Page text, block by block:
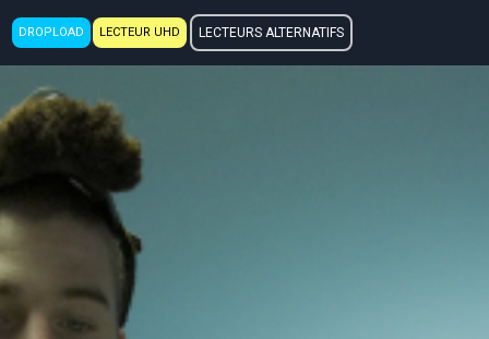
DROPLOAD LECTEUR UHD LECTEURS ALTERNATIFS